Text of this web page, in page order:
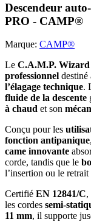
Descendeur
PRO - CAMP®
Marque: CAMP®
Le C.A.M.P.
professionnel destiné
l’élagage technique.
fluide de la descente
à chaud et son
Conçu pour les
fonction antipanique
came innovante
corde, tandis que le
l’insertion ou le retrait
Certifié EN 12841/C,
les cordes semi-
11 mm, il supporte